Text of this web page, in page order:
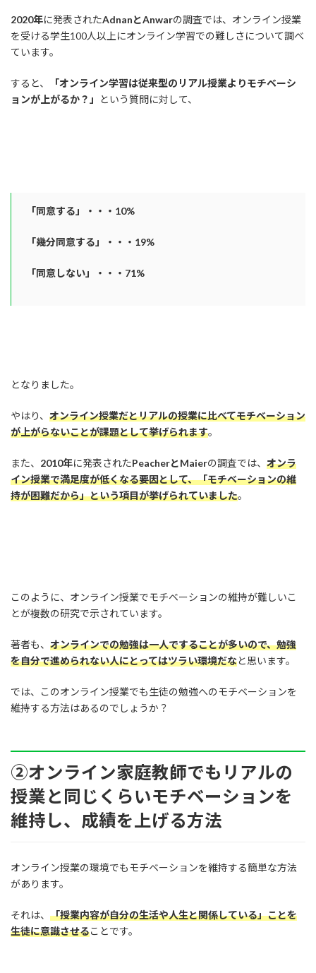
2020年に発表されたAdnanとAnwarの調査では、オンライン授業
を受ける学生100人以上にオンライン学習での難しさについて調べ
ています。
すると、
「オンライン学習は従来型のリアル授業よりモチベーシ
ョンが上がるか？」
という質問に対して、
「同意する」・・・10%
「幾分同意する」・・・19%
「同意しない」・・・71%
となりました。
やはり、 オンライン授業だとリアルの授業に比べてモチベーション
が上がらないことが課題として挙げられます。
また、 2010年に発表されたPeacherとMaierの調査では、 オンラ
イン授業で満足度が低くなる要因として、「モチベーションの維
持が困難だから」という項目が挙げられていました。
このように、オンライン授業でモチベーションの維持が難しいこ
とが複数の研究で示されています。
著者も、 オンラインでの勉強は一人ですることが多いので、勉強
を自分で進められない人にとってはツラい環境だなと思います。
では、このオンライン授業でも生徒の勉強へのモチベーションを
維持する方法はあるのでしょうか？
②オンライン家庭教師でもリアルの
授業と同じくらいモチベーションを
維持し、成績を上げる方法
オンライン授業の環境でもモチベーションを維持する簡単な方法
があります。
それは、 「授業内容が自分の生活や人生と関係している」ことを
生徒に意識させることです。